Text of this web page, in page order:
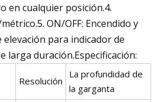
en cualquier posición.4.
ON/OFF: Encendido y
elevación para indicador de
larga duración.Especificación:
Resolución
La profundidad de
la garganta